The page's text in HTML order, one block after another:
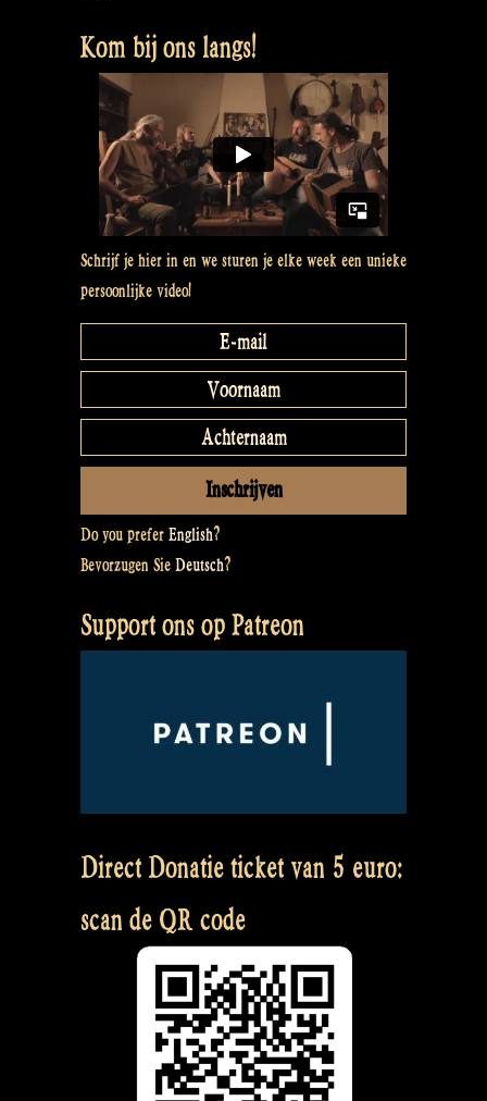
Kom bij ons langs!
Schrijf je hier in en we sturen je elke week een unieke
persoonlijke video!
Do you prefer English?
Bevorzugen Sie Deutsch?
Support ons op Patreon
Direct Donatie ticket van 5 euro:
scan de QR code